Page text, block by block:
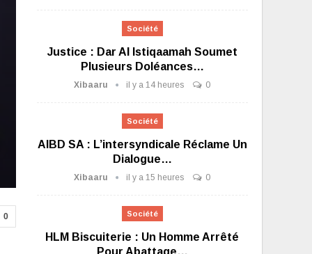
0
Société
Justice : Dar Al Istiqaamah Soumet
Plusieurs Doléances…
Xibaaru il y a 14 heures 0
Société
AIBD SA : L’intersyndicale Réclame Un
Dialogue…
Xibaaru il y a 15 heures 0
Société
HLM Biscuiterie : Un Homme Arrêté
Pour Abattage…